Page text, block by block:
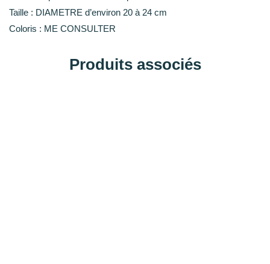
Taille : DIAMETRE d’environ 20 à 24 cm
Coloris : ME CONSULTER
Produits associés